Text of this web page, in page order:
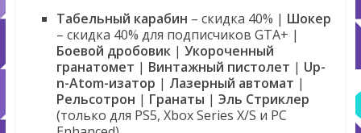
Табельный карабин – скидка 40% | Шокер
– скидка 40% для подписчиков GTA+ |
Боевой дробовик| Укороченный
гранатомет | Винтажный пистолет | Up-
n-Atom-изатор | Лазерный автомат |
Рельсотрон | Гранаты | Эль Стриклер
(только для PS5, Xbox Series X/S и PC